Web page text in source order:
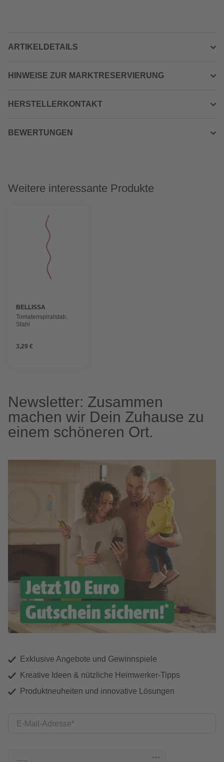
ARTIKELDETAILS
HINWEISE ZUR MARKTRESERVIERUNG
HERSTELLERKONTAKT
BEWERTUNGEN
Weitere interessante Produkte
BELLISSA
Tomatenspiralstab,
Stahl
3,29 €
Newsletter: Zusammen
machen wir Dein Zuhause zu
einem schöneren Ort.
Exklusive Angebote und Gewinnspiele
Kreative Ideen & nützliche Heimwerker-Tipps
Produktneuheiten und innovative Lösungen
E-Mail-Adresse